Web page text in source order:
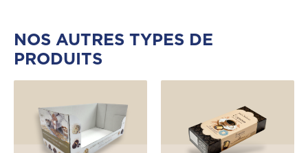
NOS AUTRES TYPES DE
PRODUITS